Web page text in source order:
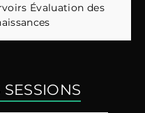
Évaluation des